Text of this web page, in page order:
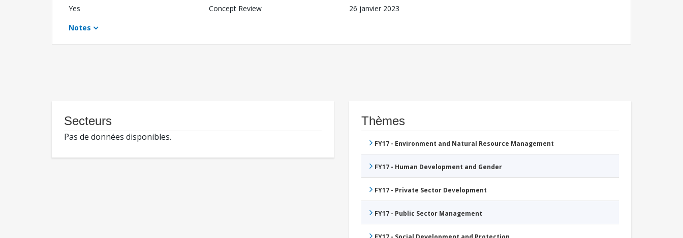
Yes
Concept Review
26 janvier 2023
Notes
Secteurs
Pas de données disponibles.
Thèmes
FY17 - Environment and Natural Resource Management
FY17 - Human Development and Gender
FY17 - Private Sector Development
FY17 - Public Sector Management